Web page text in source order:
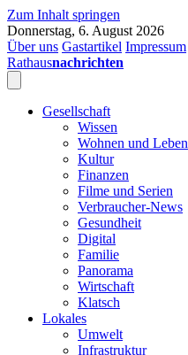
Zum Inhalt springen
Donnerstag, 6. August 2026
Über uns Gastartikel Impressum
Rathausnachrichten
Gesellschaft
Wissen
Wohnen und Leben
Kultur
Finanzen
Filme und Serien
Verbraucher-News
Gesundheit
Digital
Familie
Panorama
Wirtschaft
Klatsch
Lokales
Umwelt
Infrastruktur